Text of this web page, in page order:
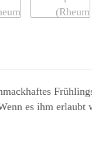
es ihm